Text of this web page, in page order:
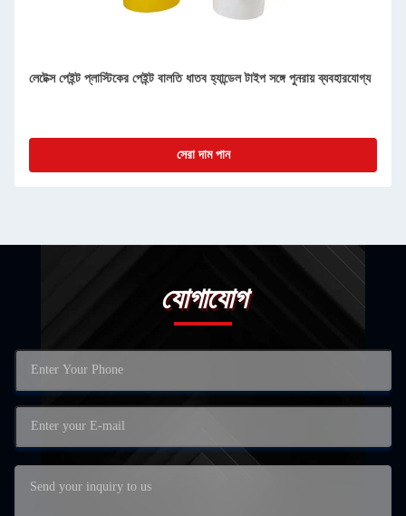
লেটেক্স পেইন্ট প্লাস্টিকের পেইন্ট বালতি ধাতব হ্যান্ডেল টাইপ সঙ্গে পুনরায় ব্যবহারযোগ্য
সেরা দাম পান
যোগাযোগ